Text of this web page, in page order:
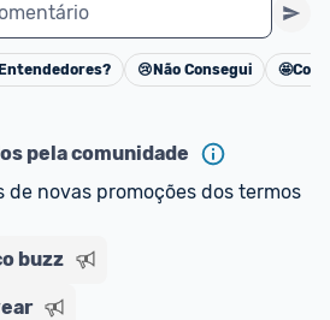
Cancelar
😢 Não Consegui 🤩
pela comunidade
de novas promoções dos termos
buzz